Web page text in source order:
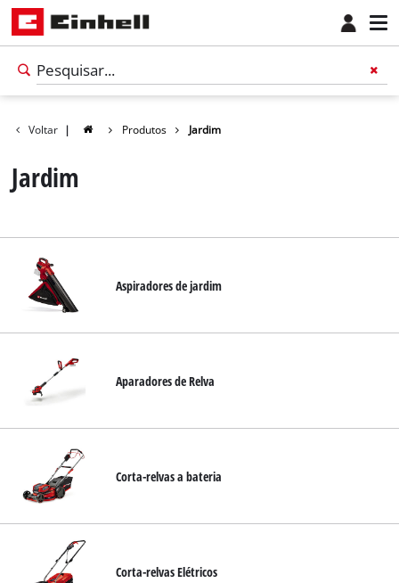
Português
PTPortuguês
Voltar | Produtos Jardim
Jardim
Aspiradores de jardim
Aparadores de Relva
Corta-relvas a bateria
Corta-relvas Elétricos